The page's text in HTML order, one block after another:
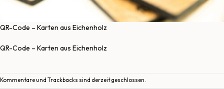
QR-Code – Karten aus Eichenholz
QR-Code – Karten aus Eichenholz
Kommentare und Trackbacks sind derzeit geschlossen.